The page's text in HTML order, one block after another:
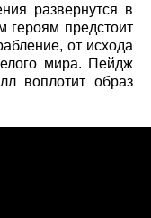
развернутся в
героям предстоит
от исхода
мира. Пейдж
воплотит образ